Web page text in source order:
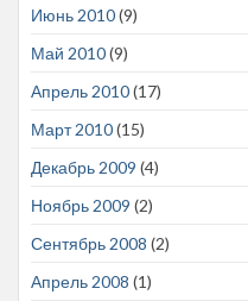
Июнь 2010(9)
Май 2010(9)
Апрель 2010(17)
Март 2010(15)
Декабрь 2009 (4)
Ноябрь 2009 (2)
Сентябрь 2008 (2)
Апрель 2008 (1)